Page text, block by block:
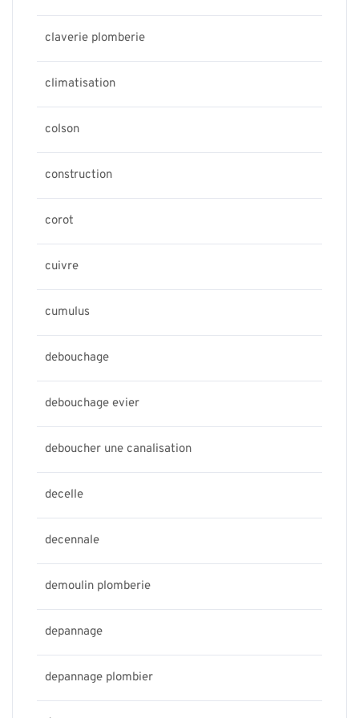
claverie plomberie
climatisation
colson
construction
corot
cuivre
cumulus
debouchage
debouchage evier
deboucher une canalisation
decelle
decennale
demoulin plomberie
depannage
depannage plombier